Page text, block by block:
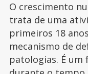
O crescimento
trata de uma
primeiros 18
mecanismo de
patologias. É